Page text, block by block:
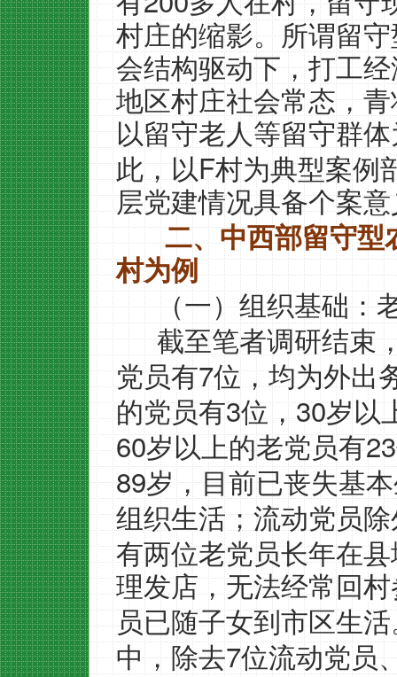
村庄的缩影。所谓留
会结构驱动下，打工
地区村庄社会常态，
以留守老人等留守群
此，以F村为典型案例
层党建情况具备个案
二、中西部留守型
村为例
（一）组织基础：
截至笔者调研结束
党员有7位，均为外出
的党员有3位，30岁以
60岁以上的老党员有23
89岁，目前已丧失基
组织生活；流动党员
有两位老党员长年在
理发店，无法经常回
员已随子女到市区生
中，除去7位流动党员